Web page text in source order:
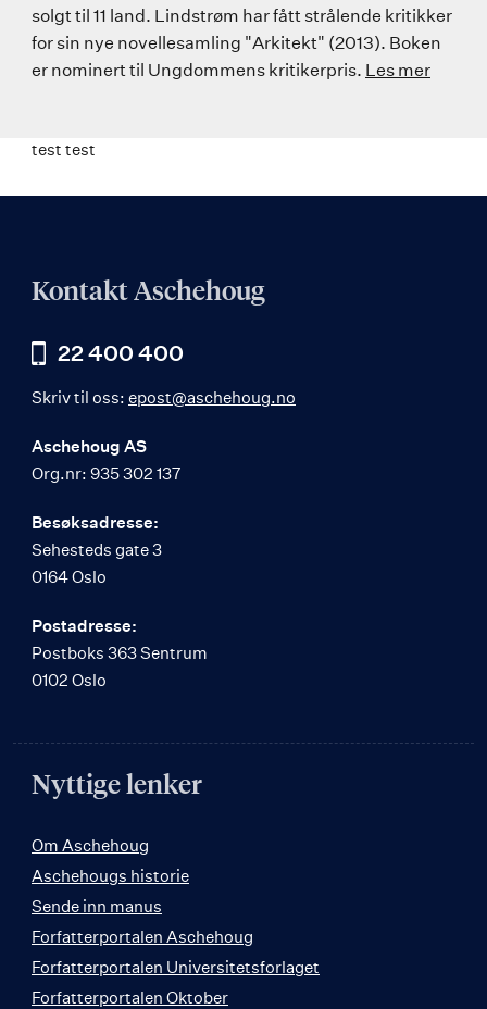
solgt til 11 land. Lindstrøm har fått strålende kritikker
for sin nye novellesamling "Arkitekt" (2013). Boken
er nominert til Ungdommens kritikerpris. Les mer
test test
Kontakt Aschehoug
22 400 400
Skriv til oss: epost@aschehoug.no
Aschehoug AS
Org.nr: 935 302 137
Besøksadresse:
Sehesteds gate 3
0164 Oslo
Postadresse:
Postboks 363 Sentrum
0102 Oslo
Nyttige lenker
Om Aschehoug
Aschehougs historie
Sende inn manus
Forfatterportalen Aschehoug
Forfatterportalen Universitetsforlaget
Forfatterportalen Oktober